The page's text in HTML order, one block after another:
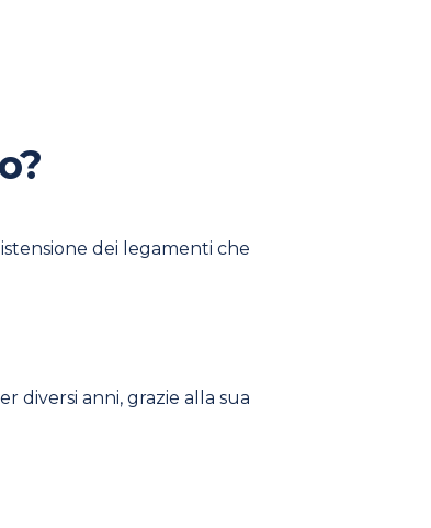
dei legamenti che
diversi anni, grazie alla sua